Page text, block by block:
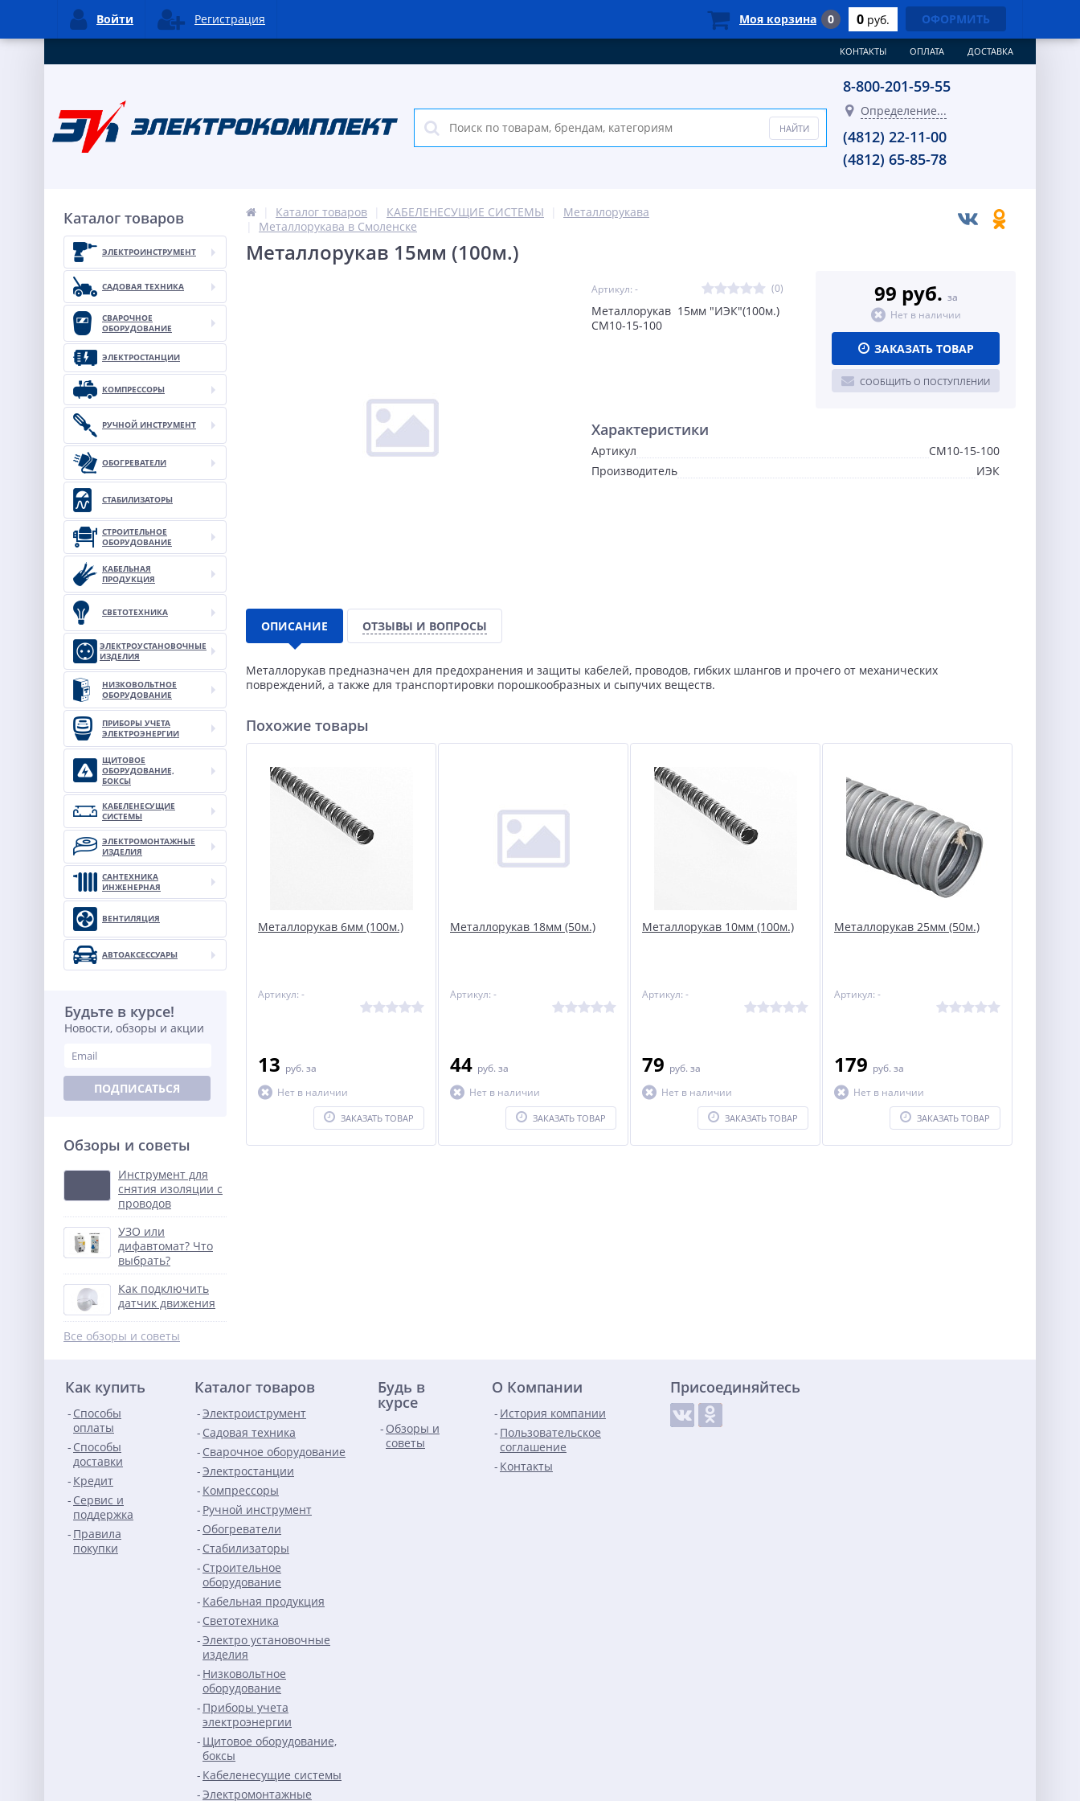
КОНТАКТЫ ОПЛАТА ДОСТАВКА
8-800-201-59-55
Определение...
(4812) 22-11-00
(4812) 65-85-78
Каталог товаров
ЭЛЕКТРОИНСТРУМЕНТ
САДОВАЯ ТЕХНИКА
СВАРОЧНОЕ
ОБОРУДОВАНИЕ
ЭЛЕКТРОСТАНЦИИ
КОМПРЕССОРЫ
РУЧНОЙ ИНСТРУМЕНТ
ОБОГРЕВАТЕЛИ
СТАБИЛИЗАТОРЫ
СТРОИТЕЛЬНОЕ
ОБОРУДОВАНИЕ
КАБЕЛЬНАЯ
ПРОДУКЦИЯ
СВЕТОТЕХНИКА
ЭЛЕКТРОУСТАНОВОЧНЫЕ
ИЗДЕЛИЯ
НИЗКОВОЛЬТНОЕ
ОБОРУДОВАНИЕ
ПРИБОРЫ УЧЕТА
ЭЛЕКТРОЭНЕРГИИ
ЩИТОВОЕ
ОБОРУДОВАНИЕ,
БОКСЫ
КАБЕЛЕНЕСУЩИЕ
СИСТЕМЫ
ЭЛЕКТРОМОНТАЖНЫЕ
ИЗДЕЛИЯ
САНТЕХНИКА
ИНЖЕНЕРНАЯ
ВЕНТИЛЯЦИЯ
АВТОАКСЕССУАРЫ
Будьте в курсе!
Новости, обзоры и акции
ПОДПИСАТЬСЯ
Обзоры и советы
Инструмент для
снятия изоляции с
проводов
УЗО или
дифавтомат? Что
выбрать?
Как подключить
датчик движения
Все обзоры и советы
Каталог товаров КАБЕЛЕНЕСУЩИЕ СИСТЕМЫ
Металлорукава
Металлорукава в Смоленске
Металлорукав 15мм (100м.)
Артикул: - (0)
Металлорукав 15мм "ИЭК"(100м.)
CM10-15-100
99 руб. за
Нет в наличии
ЗАКАЗАТЬ ТОВАР
СООБЩИТЬ О ПОСТУПЛЕНИИ
Характеристики
Артикул
CM10-15-100
Производитель
ИЭК
ОПИСАНИЕ ОТЗЫВЫ И ВОПРОСЫ
Металлорукав предназначен для предохранения и защиты кабелей, проводов, гибких шлангов и прочего от механических
повреждений, а также для транспортировки порошкообразных и сыпучих веществ.
Похожие товары
Металлорукав 6мм (100м.)
Артикул: -
13 руб. за
Нет в наличии
ЗАКАЗАТЬ ТОВАР
Металлорукав 18мм (50м.)
Артикул: -
44 руб. за
Нет в наличии
ЗАКАЗАТЬ ТОВАР
Металлорукав 10мм (100м.)
Артикул: -
79 руб. за
Нет в наличии
ЗАКАЗАТЬ ТОВАР
Металлорукав 25мм (50м.)
Артикул: -
179 руб. за
Нет в наличии
ЗАКАЗАТЬ ТОВАР
Как купить
Способы
оплаты
Способы
доставки
Кредит
Сервис и
поддержка
Правила
покупки
Каталог товаров
Электроиструмент
Садовая техника
Сварочное оборудование
Электростанции
Компрессоры
Ручной инструмент
Обогреватели
Стабилизаторы
Строительное
оборудование
Кабельная продукция
Светотехника
Электро установочные
изделия
Низковольтное
оборудование
Приборы учета
электроэнергии
Щитовое оборудование,
боксы
Кабеленесущие системы
Электромонтажные
Будь в
курсе
Обзоры и
советы
О Компании
История компании
Пользовательское
соглашение
Контакты
Присоединяйтесь
Войти Регистрация Моя корзина 0 0 руб. ОФОРМИТЬ